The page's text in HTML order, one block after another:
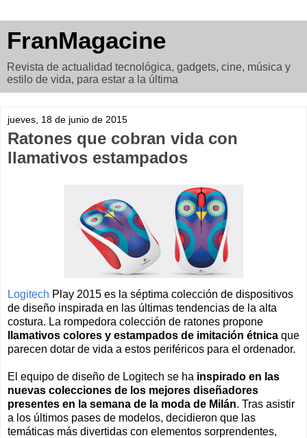
FranMagacine
Revista de actualidad tecnológica, gadgets, cine, música y
estilo de vida, para estar a la última
jueves, 18 de junio de 2015
Ratones que cobran vida con
llamativos estampados
Logitech Play 2015 es la séptima colección de dispositivos
de diseño inspirada en las últimas tendencias de la alta
costura. La rompedora colección de ratones propone
llamativos colores y estampados de imitación étnica que
parecen dotar de vida a estos periféricos para el ordenador.
El equipo de diseño de Logitech se ha inspirado en las
nuevas colecciones de los mejores diseñadores
presentes en la semana de la moda de Milán. Tras asistir
a los últimos pases de modelos, decidieron que las
temáticas más divertidas con elementos sorprendentes,